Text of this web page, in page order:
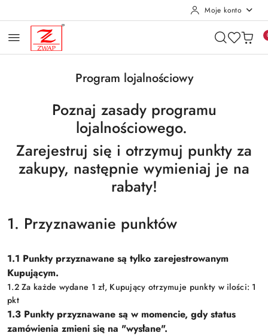
Moje konto
Program lojalnościowy
Poznaj zasady programu
lojalnościowego.
Zarejestruj się i otrzymuj punkty za
zakupy, następnie wymieniaj je na
rabaty!
1. Przyznawanie punktów
1.1 Punkty przyznawane są tylko zarejestrowanym
Kupującym.
1.2 Za każde wydane 1 zł, Kupujący otrzymuje punkty w ilości: 1
pkt
1.3 Punkty przyznawane są w momencie, gdy status
zamówienia zmieni się na "wysłane".